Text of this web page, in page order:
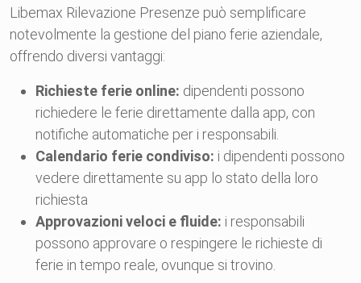
Libemax Rilevazione Presenze può semplificare
notevolmente la gestione del piano ferie aziendale,
offrendo diversi vantaggi:
Richieste ferie online: dipendenti possono
richiedere le ferie direttamente dalla app, con
notifiche automatiche per i responsabili.
Calendario ferie condiviso: i dipendenti possono
vedere direttamente su app lo stato della loro
richiesta
Approvazioni veloci e fluide: i responsabili
possono approvare o respingere le richieste di
ferie in tempo reale, ovunque si trovino.